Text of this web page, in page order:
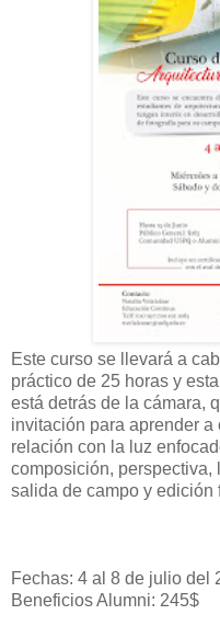
Este curso se llevará a
práctico de 25 horas y
está detrás de la cámara,
invitación para aprender a
relación con la luz
composición, perspectiva,
salida de campo y edición
Fechas: 4 al 8 de julio del
Beneficios Alumni: 245$